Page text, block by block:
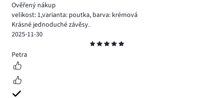
Ověřený nákup
velikost: 1,varianta: poutka, barva: krémová
Krásné jednoduché závěsy.
2025-11-30
5
Petra